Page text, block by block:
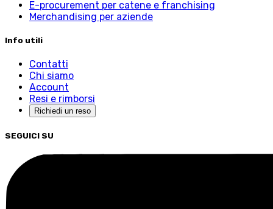
E-procurement per catene e franchising
Merchandising per aziende
Info utili
Contatti
Chi siamo
Account
Resi e rimborsi
Richiedi un reso
SEGUICI SU